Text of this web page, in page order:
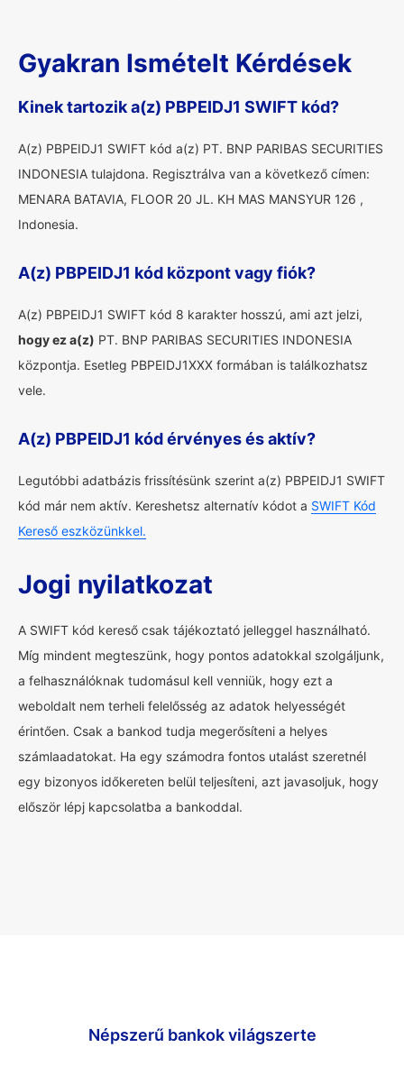
Gyakran Ismételt Kérdések
Kinek tartozik a(z) PBPEIDJ1 SWIFT kód?
A(z) PBPEIDJ1 SWIFT kód a(z) PT. BNP PARIBAS SECURITIES
INDONESIA tulajdona. Regisztrálva van a következő címen:
MENARA BATAVIA, FLOOR 20 JL. KH MAS MANSYUR 126 ,
Indonesia.
A(z) PBPEIDJ1 kód központ vagy fiók?
A(z) PBPEIDJ1 SWIFT kód 8 karakter hosszú, ami azt jelzi,
hogy ez a(z) PT. BNP PARIBAS SECURITIES INDONESIA
központja. Esetleg PBPEIDJ1XXX formában is találkozhatsz
vele.
A(z) PBPEIDJ1 kód érvényes és aktív?
Legutóbbi adatbázis frissítésünk szerint a(z) PBPEIDJ1 SWIFT
kód már nem aktív. Kereshetsz alternatív kódot a SWIFT Kód
Kereső eszközünkkel.
Jogi nyilatkozat
A SWIFT kód kereső csak tájékoztató jelleggel használható.
Míg mindent megteszünk, hogy pontos adatokkal szolgáljunk,
a felhasználóknak tudomásul kell venniük, hogy ezt a
weboldalt nem terheli felelősség az adatok helyességét
érintően. Csak a bankod tudja megerősíteni a helyes
számlaadatokat. Ha egy számodra fontos utalást szeretnél
egy bizonyos időkereten belül teljesíteni, azt javasoljuk, hogy
először lépj kapcsolatba a bankoddal.
Népszerű bankok világszerte